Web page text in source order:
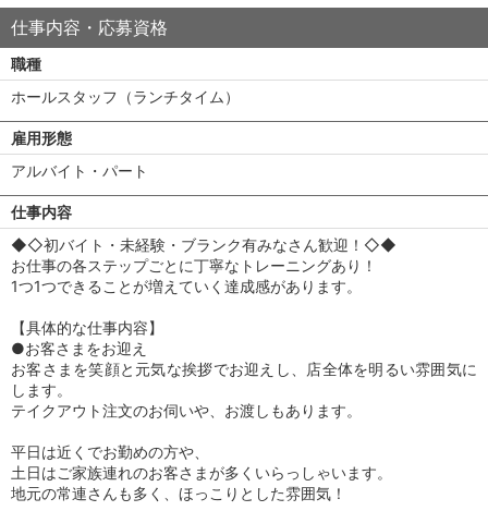
仕事内容・応募資格
職種
ホールスタッフ（ランチタイム）
雇用形態
アルバイト・パート
仕事内容
◆◇初バイト・未経験・ブランク有みなさん歓迎！◇◆
お仕事の各ステップごとに丁寧なトレーニングあり！
1つ1つできることが増えていく達成感があります。
【具体的な仕事内容】
●お客さまをお迎え
お客さまを笑顔と元気な挨拶でお迎えし、店全体を明るい雰囲気に
します。
テイクアウト注文のお伺いや、お渡しもあります。
平日は近くでお勤めの方や、
土日はご家族連れのお客さまが多くいらっしゃいます。
地元の常連さんも多く、ほっこりとした雰囲気！